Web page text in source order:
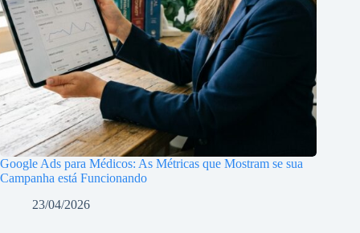
Google Ads para Médicos: As Métricas que Mostram se sua
Campanha está Funcionando
23/04/2026